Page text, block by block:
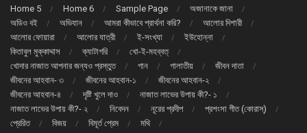
Home 5
Home 6 Sample Page
অজানাকে জানা
অডিও বই
অভিযান আমরা কীভাবে প্রার্থনা করি?
আলোর দিশারী
আলোর ফোয়ারা
আলোর যাত্রী ই-সংখ্যা
ইউহোন্না
কিতাবুল মুক্কাদ্দাস
ক্যাটাগরি
খো-ই-মহব্বত্
খোদার নাজাত আপনার জন্যও প্রস্তুত
গান গালাতীয়
জীবন দাতা
জীবনের আহবান- ৩
জীবনের আহবান-১
জীবনের আহবান-২
জীবনের আহবান-৪
দৃষ্টি খুলে দাও
নাজাত লাভের উপায় কী?- ১
নাজাত লাভের উপায় কী?- ২
নিবেদন নূরের প্রদীপ
প্রশংসা গীত (কোরাস্)
প্রেরিত
বিজয় বিমূর্ত প্রেম
মথি